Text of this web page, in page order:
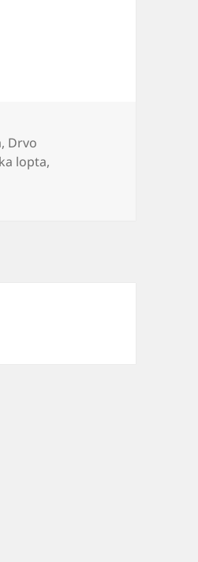
, Drvo
lopta,
nekad videli ovo čudo? Evo o